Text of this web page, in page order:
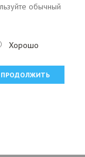
обычный
Хорошо
ПРОДОЛЖИТЬ